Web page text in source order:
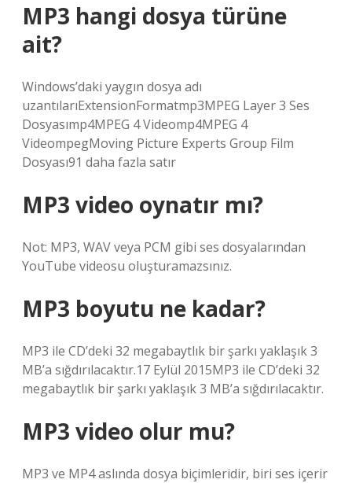
MP3 hangi dosya türüne
ait?
Windows’daki yaygın dosya adı
uzantılarıExtensionFormatmp3MPEG Layer 3 Ses
Dosyasımp4MPEG 4 Videomp4MPEG 4
VideompegMoving Picture Experts Group Film
Dosyası91 daha fazla satır
MP3 video oynatır mı?
Not: MP3, WAV veya PCM gibi ses dosyalarından
YouTube videosu oluşturamazsınız.
MP3 boyutu ne kadar?
MP3 ile CD’deki 32 megabaytlık bir şarkı yaklaşık 3
MB’a sığdırılacaktır.17 Eylül 2015MP3 ile CD’deki 32
megabaytlık bir şarkı yaklaşık 3 MB’a sığdırılacaktır.
MP3 video olur mu?
MP3 ve MP4 aslında dosya biçimleridir, biri ses içerir